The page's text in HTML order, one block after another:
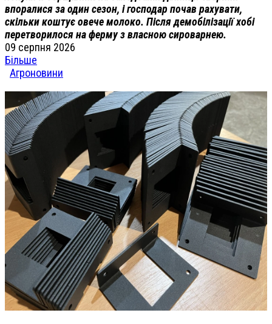
впоралися за один сезон, і господар почав рахувати,
скільки коштує овече молоко. Після демобілізації хобі
перетворилося на ферму з власною сироварнею.
09 серпня 2026
Більше
Агроновини